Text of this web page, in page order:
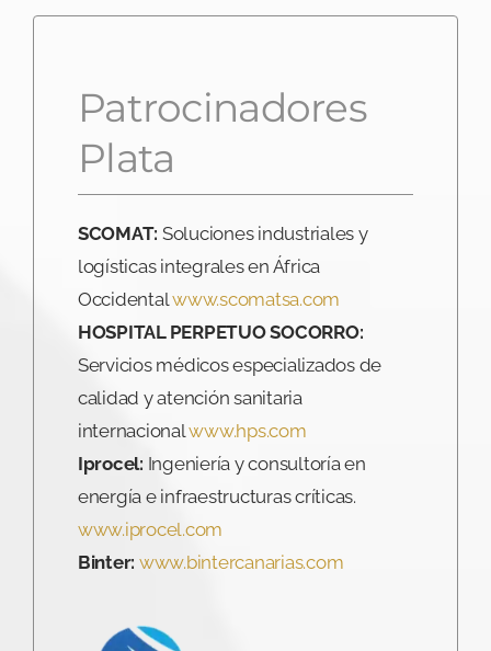
Patrocinadores
Plata
SCOMAT:Soluciones industriales y
logísticas integrales en África
Occidentalwww.scomatsa.com
HOSPITAL PERPETUO SOCORRO:
Servicios médicos especializados de
calidad y atención sanitaria
internacionalwww.hps.com
Iprocel:Ingeniería y consultoría en
energía e infraestructuras críticas.
Binter: www.bintercanarias.com